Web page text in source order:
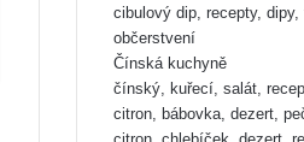
cibulový dip, recepty,
občerstvení
Čínská kuchyně
čínský, kuřecí, salát,
citron, bábovka, dezert,